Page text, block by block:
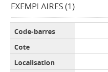
EXEMPLAIRES (1)